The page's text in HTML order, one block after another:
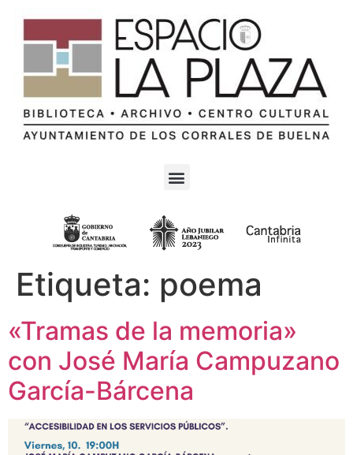
Etiqueta: poema
«Tramas de la memoria»
con José María Campuzano
García-Bárcena